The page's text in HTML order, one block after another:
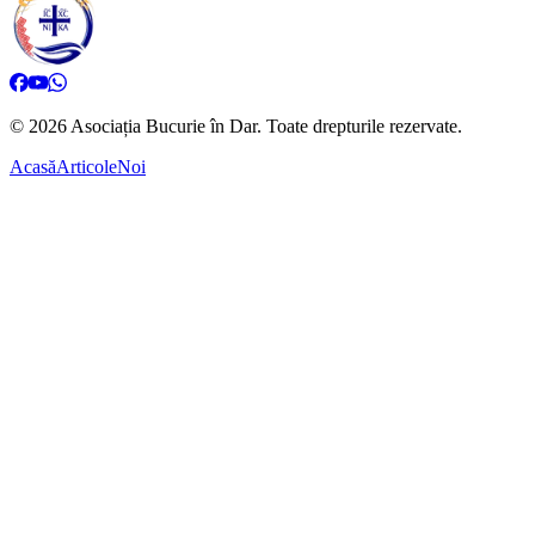
© 2026 Asociația Bucurie în Dar. Toate drepturile rezervate.
AcasăArticoleNoi